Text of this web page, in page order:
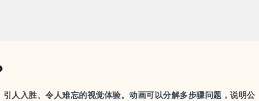
人入胜、令人难忘的视觉体验。动画可以分解多步骤问题，说明公